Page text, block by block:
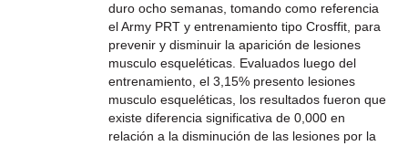
duro ocho semanas, tomando como referencia
el Army PRT y entrenamiento tipo Crosffit, para
prevenir y disminuir la aparición de lesiones
musculo esqueléticas. Evaluados luego del
entrenamiento, el 3,15% presento lesiones
musculo esqueléticas, los resultados fueron que
existe diferencia significativa de 0,000 en
relación a la disminución de las lesiones por la